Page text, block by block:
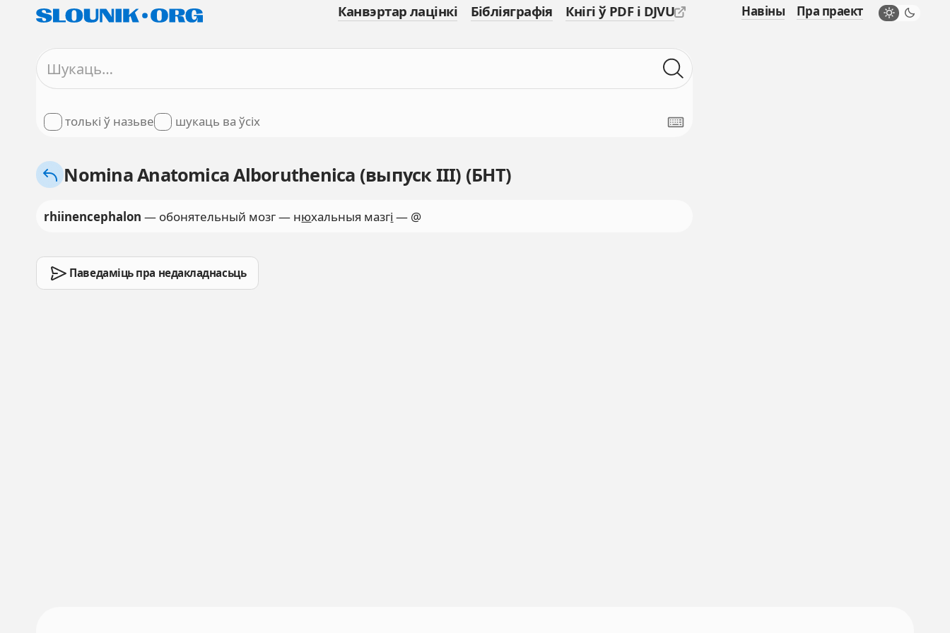
Канвэртар лацінкі Бібліяграфія Кнігі ў PDF і DJVU Навіны Пра праект
толькі ў назьве шукаць ва ўсіх
Nomina Anatomica Alboruthenica (выпуск III) (БНТ)
rhiinencephalon — обонятельный мозг — нюхальныя мазгі — @
Паведаміць пра недакладнасьць